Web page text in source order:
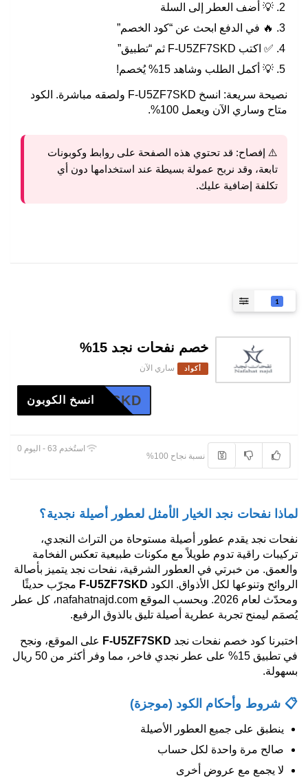
💡 أضف العطر إلى السلة
🔥 في الدفع ابحث عن “كود الخصم”
✅ اكتب F-U5ZF7SKD ثم “تطبيق”
💡 أكمل الطلب وشاهد 15% يُخصم!
نصيحة سريعة: انسخ F-U5ZF7SKD ولصقه مباشرة. الكود
متاح وساري الآن ويعمل 100%.
⚠️ إفصاح: قد تحتوي هذه الصفحة على روابط وكوبونات
تابعة، وقد نربح عمولة بسيطة عند استخدامها دون أي
تكلفة إضافية عليك.
1
خصم نفحات نجد 15%
أكواد ساري الآن
U5ZF7SKDانسخ الكوبون
استُخدم 63 - اليوم 0
نسبة نجاح 100%
لماذا نفحات نجد الخيار الأمثل لعطور أصيلة نجدية؟
نفحات نجد يقدم عطور أصيلة مستوحاة من التراث النجدي،
تركيبات راقية تدوم طويلاً مع مكونات طبيعية تعكس الفخامة
والعمق. من خبرتي في العطور الشرقية، نفحات نجد يتميز بأصالة
الروائح وتنوعها لكل الأذواق. الكود F-U5ZF7SKD مجرّب حديثًا
ومحدّث لعام 2026. وبحسب الموقع nafahatnajd.com، كل عطر
يُصمَم ليمنح تجربة عطرية أصيلة تليق بالذوق الرفيع.
اختبرنا كود خصم نفحات نجد F-U5ZF7SKD على الموقع، ونجح
في تطبيق 15% على عطر نجدي فاخر، مما وفر أكثر من 50 ريال
بسهولة.
📋 شروط وأحكام الكود (موجزة)
ينطبق على جميع العطور الأصيلة
صالح مرة واحدة لكل حساب
لا يجمع مع عروض أخرى